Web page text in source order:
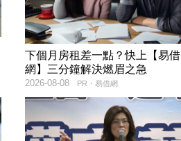
下個月房租差一點？快上【易借
網】三分鐘解決燃眉之急
PR・易借網
2026-08-08